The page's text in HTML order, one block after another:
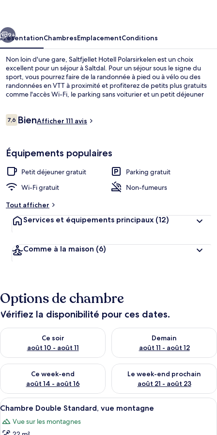
Suivant
9+
PrésentationChambresEmplacementConditions
Non loin d'une gare, Saltfjellet Hotell Polarsirkelen est un choix
excellent pour un séjour à Saltdal. Pour un séjour sous le signe du
sport, vous pourrez faire de la randonnée à pied ou à vélo ou des
randonnées en VTT à proximité et profiterez de petits plus gratuits
comme l'accès Wi-Fi, le parking sans voiturier et un petit déjeuner
et un jardin.
Avis
voyageurs
7,67,6 sur 10
BienAfficher 111 avis
Équipements populaires
Petit déjeuner gratuit
Parking gratuit
Wi-Fi gratuit
Non-fumeurs
Tout afficher
Services et équipements principaux (12)
Comme à la maison (6)
Options de chambre
Vérifiez la disponibilité pour ces dates.
Ce soir
août 10 - août 11
Vérifier la disponibilité pour ce soir août 10 - août 11
Demain
août 11 - août 12
Vérifier la disponibilité pour
Ce week-end
août 14 - août 16
Vérifier la disponibilité pour ce week-end août 14 - août 16
Le week-end prochain
août 21 - août 23
Vérifier la disponibilité pour
Afficher
toutes
les
Bureau, lits pliants/supplémentaires,
3
Chambre Double Standard, vue montagne
Vue sur les montagnes